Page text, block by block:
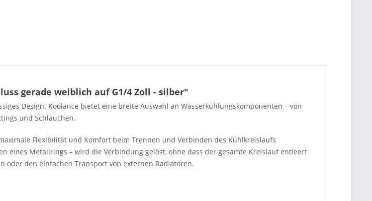
gerade weiblich auf G1/4 Zoll - silber"
Design. Koolance bietet eine breite Auswahl an Wasserkühlungskomponenten – von
und Schläuchen.
Flexibilität und Komfort beim Trennen und Verbinden des Kühlkreislaufs
Metallrings – wird die Verbindung gelöst, ohne dass der gesamte Kreislauf entleert
oder den einfachen Transport von externen Radiatoren.